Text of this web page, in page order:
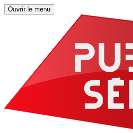
Ouvrir le menu